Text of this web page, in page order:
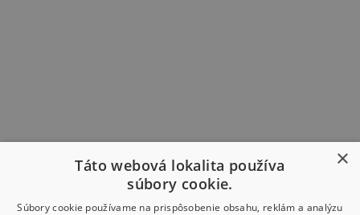
×
Táto webová lokalita používa
súbory cookie.
Súbory cookie používame na prispôsobenie obsahu, reklám a analýzu